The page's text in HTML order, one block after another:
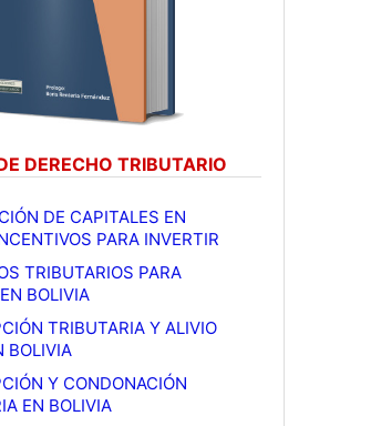
DERECHO TRIBUTARIO
DE CAPITALES EN
PARA INVERTIR
TRIBUTARIOS PARA
BOLIVIA
TRIBUTARIA Y ALIVIO
BOLIVIA
Y CONDONACIÓN
EN BOLIVIA